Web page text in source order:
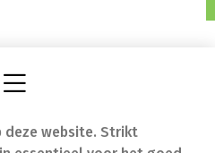
deze website. Strikt
In geval van nood